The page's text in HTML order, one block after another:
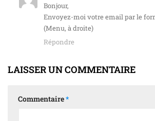
Bonjour,
Envoyez-moi votre email par le
(Menu, à droite)
Répondre
LAISSER UN COMMENTAIRE
Commentaire*